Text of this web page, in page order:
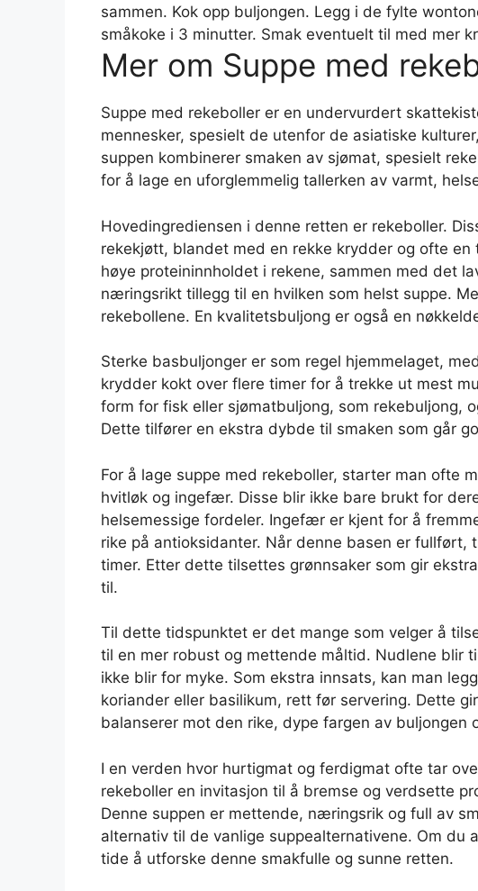
sammen. Kok opp buljongen. Legg i de fylte
småkoke i 3 minutter. Smak eventuelt til med mer
Mer om Suppe med
Suppe med rekeboller er en undervurdert
mennesker, spesielt de utenfor de asiatiske
suppen kombinerer smaken av sjømat, spesielt
for å lage en uforglemmelig tallerken av varmt,
Hovedingrediensen i denne retten er rekeboller.
rekekjøtt, blandet med en rekke krydder og ofte en
høye proteininnholdet i rekene, sammen med det
næringsrikt tillegg til en hvilken som helst suppe.
rekebollene. En kvalitetsbuljong er også en
Sterke basbuljonger er som regel hjemmelaget,
krydder kokt over flere timer for å trekke ut mest
form for fisk eller sjømatbuljong, som rekebuljong,
Dette tilfører en ekstra dybde til smaken som går
For å lage suppe med rekeboller, starter man ofte
hvitløk og ingefær. Disse blir ikke bare brukt for
helsemessige fordeler. Ingefær er kjent for å
rike på antioksidanter. Når denne basen er fullført,
timer. Etter dette tilsettes grønnsaker som gir
til.
Til dette tidspunktet er det mange som velger å
til en mer robust og mettende måltid. Nudlene blir
ikke blir for myke. Som ekstra innsats, kan man
koriander eller basilikum, rett før servering. Dette
balanserer mot den rike, dype fargen av buljongen
I en verden hvor hurtigmat og ferdigmat ofte tar
rekeboller en invitasjon til å bremse og verdsette
Denne suppen er mettende, næringsrik og full av
alternativ til de vanlige suppealternativene. Om
tide å utforske denne smakfulle og sunne retten.